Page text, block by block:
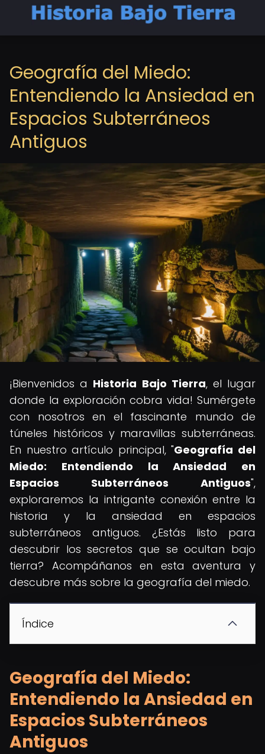
Geografía del Miedo:
Entendiendo la Ansiedad en
Espacios Subterráneos
Antiguos
¡Bienvenidos a Historia Bajo Tierra, el lugar
donde la exploración cobra vida! Sumérgete
con nosotros en el fascinante mundo de
túneles históricos y maravillas subterráneas.
En nuestro artículo principal, "Geografía del
Miedo: Entendiendo la Ansiedad en
Espacios Subterráneos Antiguos",
exploraremos la intrigante conexión entre la
historia y la ansiedad en espacios
subterráneos antiguos. ¿Estás listo para
descubrir los secretos que se ocultan bajo
tierra? Acompáñanos en esta aventura y
descubre más sobre la geografía del miedo.
Índice
Geografía del Miedo:
Entendiendo la Ansiedad en
Espacios Subterráneos
Antiguos